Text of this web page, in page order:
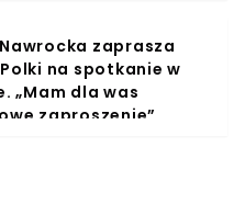
zaprasza
Polki na spotkanie w
„Mam dla was
zaproszenie”